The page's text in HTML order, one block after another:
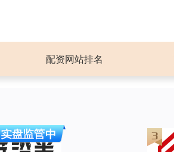
配资网站排名